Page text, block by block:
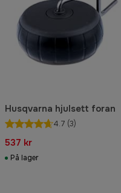
Husqvarna hjulsett foran
4.7 (3)
537 kr
På lager